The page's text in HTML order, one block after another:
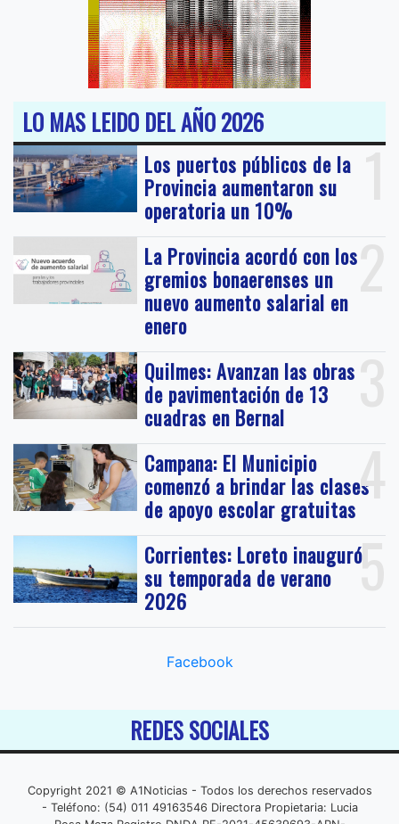
LO MAS LEIDO DEL AÑO 2026
1
Los puertos públicos de la
Provincia aumentaron su
operatoria un 10%
2
La Provincia acordó con los
gremios bonaerenses un
nuevo aumento salarial en
enero
3
Quilmes: Avanzan las obras
de pavimentación de 13
cuadras en Bernal
4
Campana: El Municipio
comenzó a brindar las clases
de apoyo escolar gratuitas
5
Corrientes: Loreto inauguró
su temporada de verano
2026
Facebook
REDES SOCIALES
Copyright 2021 © A1Noticias - Todos los derechos reservados
- Teléfono: (54) 011 49163546 Directora Propietaria: Lucia